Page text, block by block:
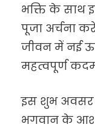
भक्ति के साथ
पूजा अर्चना
जीवन में नई
महत्वपूर्ण कदम
इस शुभ अवसर
भगवान के